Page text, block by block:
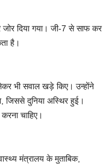
दिया गया। जी-7 से साफ कर
है।
भी सवाल खड़े किए। उन्होंने
दुनिया अस्थिर हुई।
चाहिए।
मंत्रालय के मुताबिक,